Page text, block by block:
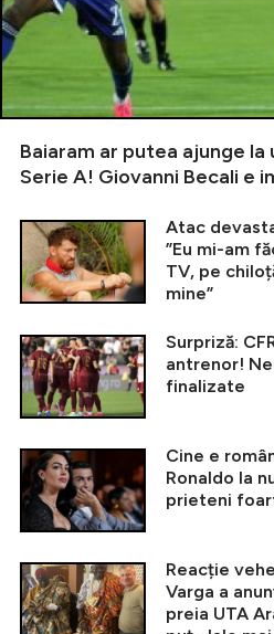
Baiaram ar putea ajunge
Serie A! Giovanni Becali e
Atac
”Eu mi-am
TV, pe
mine”
Surpriză:
antrenor!
finalizate
Cine e
Ronaldo la
prieteni
Reacție
Varga a
preia UTA